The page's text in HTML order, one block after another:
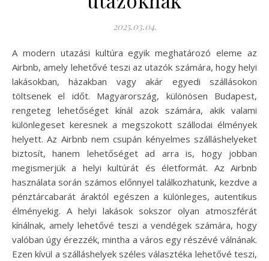
2025.03.04.
A modern utazási kultúra egyik meghatározó eleme az
Airbnb, amely lehetővé teszi az utazók számára, hogy helyi
lakásokban, házakban vagy akár egyedi szállásokon
töltsenek el időt. Magyarország, különösen Budapest,
rengeteg lehetőséget kínál azok számára, akik valami
különlegeset keresnek a megszokott szállodai élmények
helyett. Az Airbnb nem csupán kényelmes szálláshelyeket
biztosít, hanem lehetőséget ad arra is, hogy jobban
megismerjük a helyi kultúrát és életformát. Az Airbnb
használata során számos előnnyel találkozhatunk, kezdve a
pénztárcabarát áraktól egészen a különleges, autentikus
élményekig. A helyi lakások sokszor olyan atmoszférát
kínálnak, amely lehetővé teszi a vendégek számára, hogy
valóban úgy érezzék, mintha a város egy részévé válnának.
Ezen kívül a szálláshelyek széles választéka lehetővé teszi,